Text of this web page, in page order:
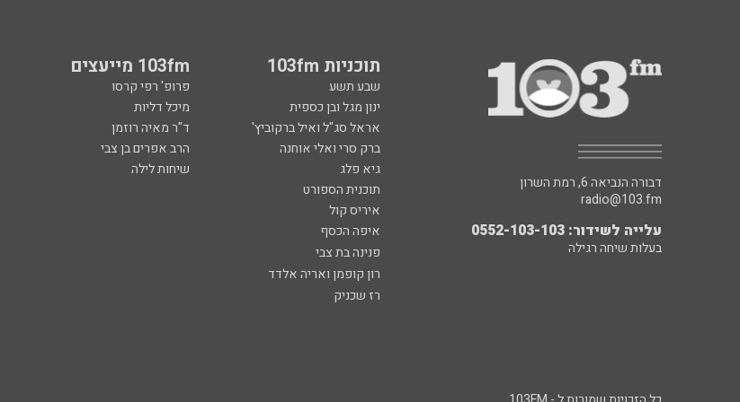
תוכניות 103fm 103fm מייעצים
שבע תשע פרופ' רפי קרסו
ינון מגל ובן כספית
מיכל דליות
אראל סג"ל ואיל ברקוביץ'
ד"ר מאיה רוזמן
ברק סרי ואלי אוחנה
הרב אפרים בן צבי
גיא פלג
שיחות לילה
תוכנית הספורט
איריס קול
איפה הכסף
פנינה בת צבי
רון קופמן ואריה אלדד
רז שכניק
דבורה הנביאה 6, רמת השרון
radio@103.fm
עלייה לשידור: 0552-103-103
בעלות שיחה רגילה